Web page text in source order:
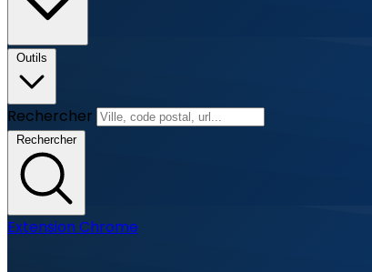
Outils
Rechercher
Rechercher
Extension Chrome